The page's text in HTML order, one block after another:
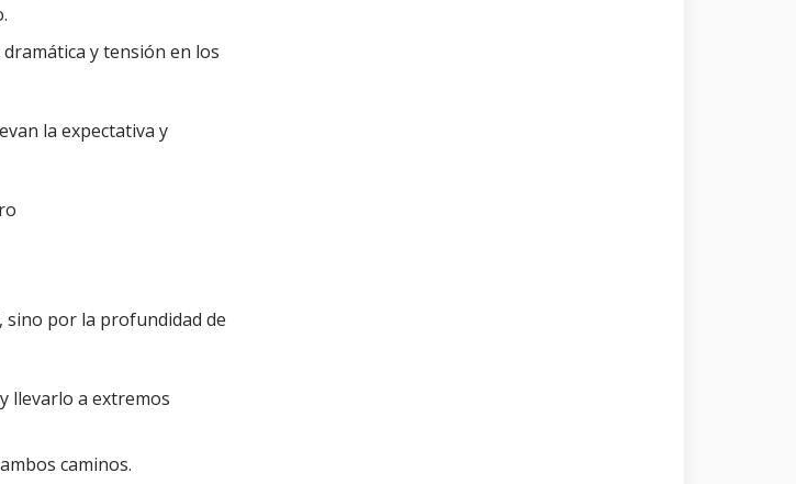
y tensión en los
la expectativa y
sino por la profundidad de
llevarlo a extremos
caminos.